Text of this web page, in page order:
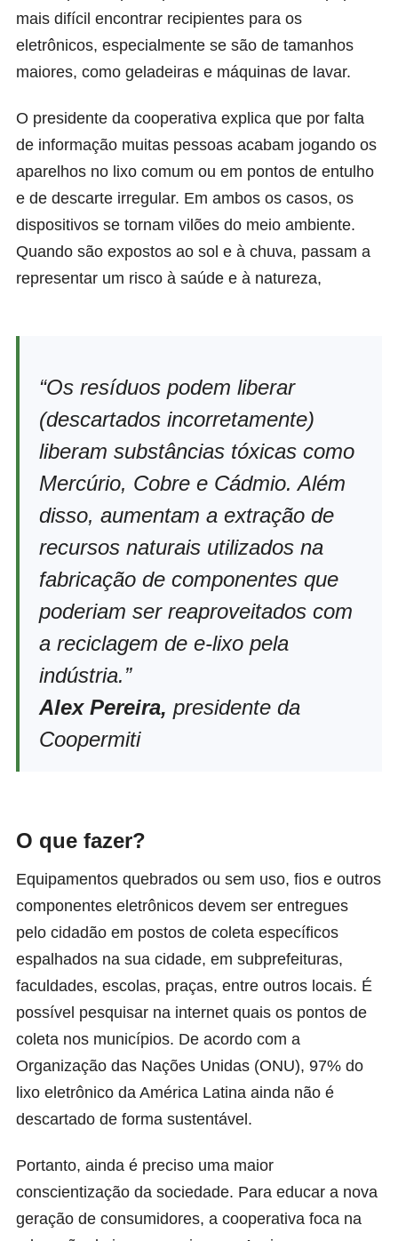
mais difícil encontrar recipientes para os
eletrônicos, especialmente se são de tamanhos
maiores, como geladeiras e máquinas de lavar.
O presidente da cooperativa explica que por falta
de informação muitas pessoas acabam jogando os
aparelhos no lixo comum ou em pontos de entulho
e de descarte irregular. Em ambos os casos, os
dispositivos se tornam vilões do meio ambiente.
Quando são expostos ao sol e à chuva, passam a
representar um risco à saúde e à natureza,
“Os resíduos podem liberar
(descartados incorretamente)
liberam substâncias tóxicas como
Mercúrio, Cobre e Cádmio. Além
disso, aumentam a extração de
recursos naturais utilizados na
fabricação de componentes que
poderiam ser reaproveitados com
a reciclagem de e-lixo pela
indústria.”
Alex Pereira, presidente da
Coopermiti
O que fazer?
Equipamentos quebrados ou sem uso, fios e outros
componentes eletrônicos devem ser entregues
pelo cidadão em postos de coleta específicos
espalhados na sua cidade, em subprefeituras,
faculdades, escolas, praças, entre outros locais. É
possível pesquisar na internet quais os pontos de
coleta nos municípios. De acordo com a
Organização das Nações Unidas (ONU), 97% do
lixo eletrônico da América Latina ainda não é
descartado de forma sustentável.
Portanto, ainda é preciso uma maior
conscientização da sociedade. Para educar a nova
geração de consumidores, a cooperativa foca na